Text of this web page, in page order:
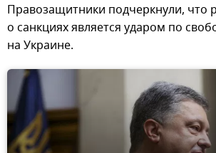
Правозащитники подчеркнули, что
о санкциях является ударом по
на Украине.